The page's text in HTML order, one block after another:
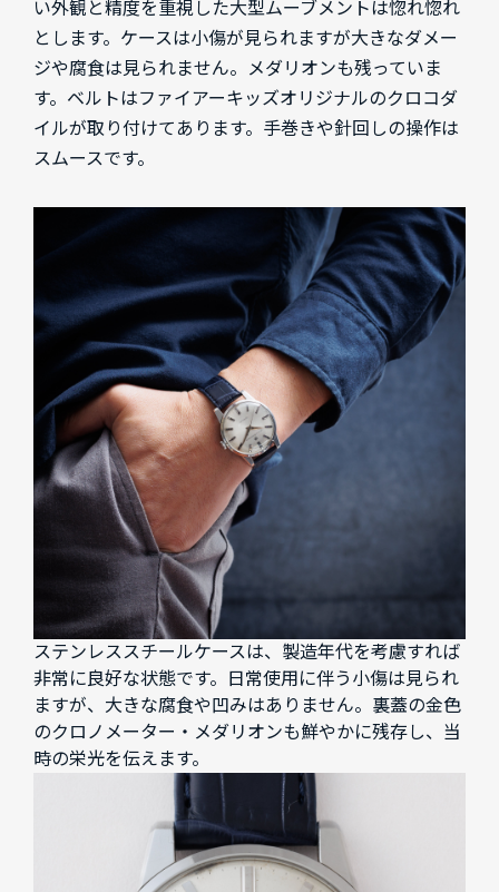
い外観と精度を重視した大型ムーブメントは惚れ惚れ
とします。ケースは小傷が見られますが大きなダメー
ジや腐食は見られません。メダリオンも残っていま
す。ベルトはファイアーキッズオリジナルのクロコダ
イルが取り付けてあります。手巻きや針回しの操作は
スムースです。
ステンレススチールケースは、製造年代を考慮すれば
非常に良好な状態です。日常使用に伴う小傷は見られ
ますが、大きな腐食や凹みはありません。裏蓋の金色
のクロノメーター・メダリオンも鮮やかに残存し、当
時の栄光を伝えます。